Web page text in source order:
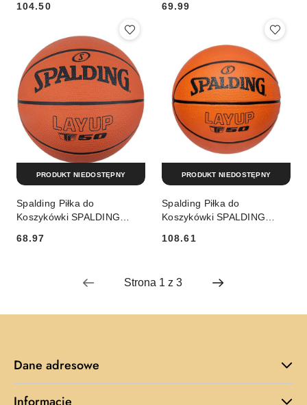
Cena:
104.50
Cena:
69.99
Spalding Piłka do
Koszykówki SPALDING
Cena:
68.97
PRODUKT NIEDOSTĘPNY
Spalding Piłka do
Koszykówki SPALDING
Cena:
108.61
PRODUKT NIEDOSTĘPNY
Dane adresowe